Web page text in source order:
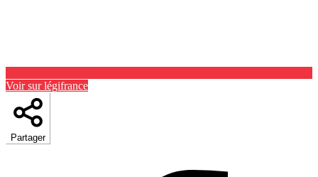
Voir sur légifrance
Partager